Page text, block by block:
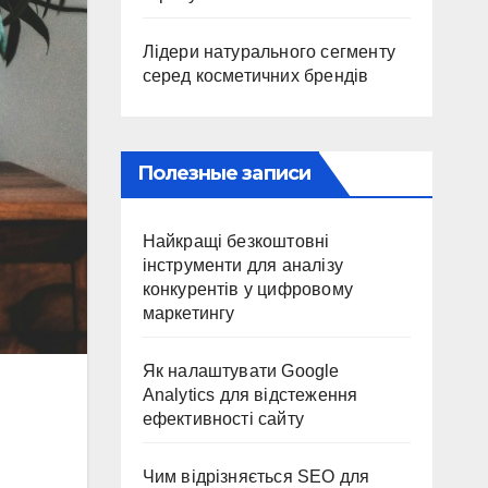
Лідери натурального сегменту
серед косметичних брендів
Полезные записи
Найкращі безкоштовні
інструменти для аналізу
конкурентів у цифровому
маркетингу
Як налаштувати Google
Analytics для відстеження
ефективності сайту
Чим відрізняється SEO для